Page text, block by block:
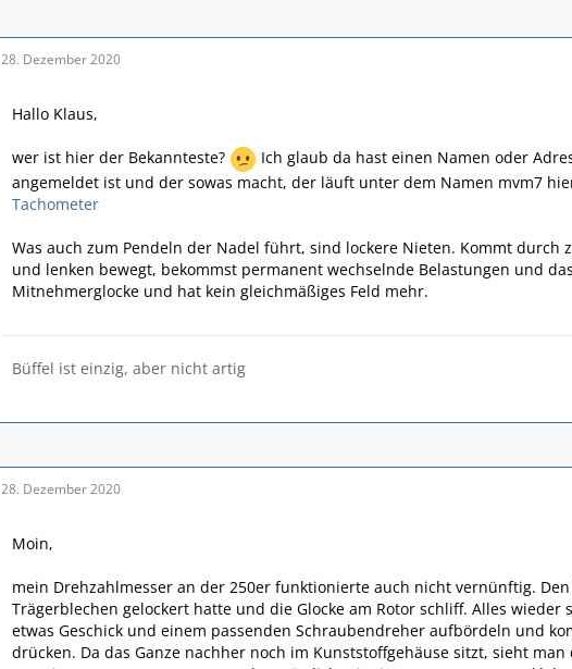
28. Dezember 2020
Hallo Klaus,
wer ist hier der Bekannteste?
Ich glaub da hast einen Namen oder
angemeldet ist und der sowas macht, der läuft unter dem Namen mvm7
Tachometer
Was auch zum Pendeln der Nadel führt, sind lockere Nieten. Kommt
und lenken bewegt, bekommst permanent wechselnde Belastungen und
Mitnehmerglocke und hat kein gleichmäßiges Feld mehr.
Büffel ist einzig, aber nicht artig
28. Dezember 2020
Moin,
mein Drehzahlmesser an der 250er funktionierte auch nicht vernünftig.
Trägerblechen gelockert hatte und die Glocke am Rotor schliff. Alles
etwas Geschick und einem passenden Schraubendreher aufbördeln und
drücken. Da das Ganze nachher noch im Kunststoffgehäuse sitzt, sieht